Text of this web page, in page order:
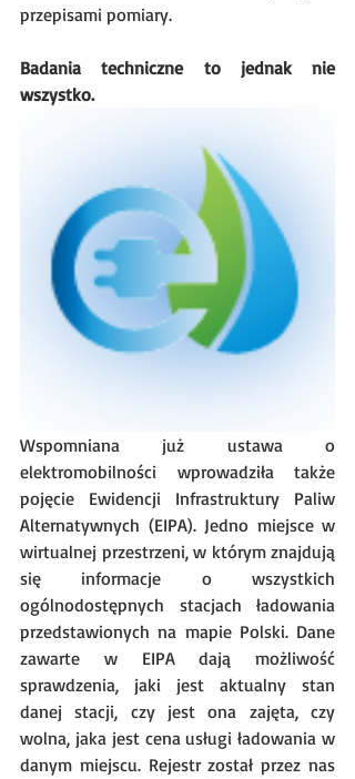
przepisami pomiary.
Badania techniczne to jednak nie
wszystko.
Wspomniana już ustawa o
elektromobilności wprowadziła także
pojęcie Ewidencji Infrastruktury Paliw
Alternatywnych (EIPA). Jedno miejsce w
wirtualnej przestrzeni, w którym znajdują
się informacje o wszystkich
ogólnodostępnych stacjach ładowania
przedstawionych na mapie Polski. Dane
zawarte w EIPA dają możliwość
sprawdzenia, jaki jest aktualny stan
danej stacji, czy jest ona zajęta, czy
wolna, jaka jest cena usługi ładowania w
danym miejscu. Rejestr został przez nas